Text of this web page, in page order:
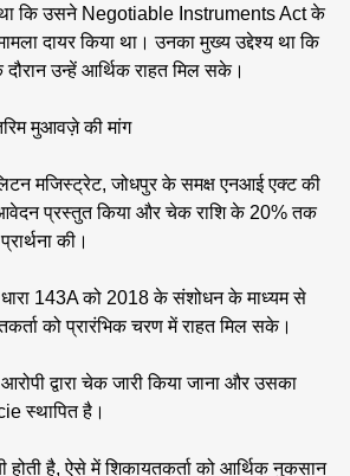
था कि उसने Negotiable Instruments Act के
दायर किया था। उनका मुख्य उद्देश्य था कि
उन्हें आर्थिक राहत मिल सके।
मुआवज़े की मांग
मजिस्ट्रेट, जोधपुर के समक्ष एनआई एक्ट की
प्रस्तुत किया और चेक राशि के 20% तक
की।
धारा 143A को 2018 के संशोधन के माध्यम से
को प्रारंभिक चरण में राहत मिल सके।
द्वारा चेक जारी किया जाना और उसका
स्थापित है।
होती है, ऐसे में शिकायतकर्ता को आर्थिक नुकसान